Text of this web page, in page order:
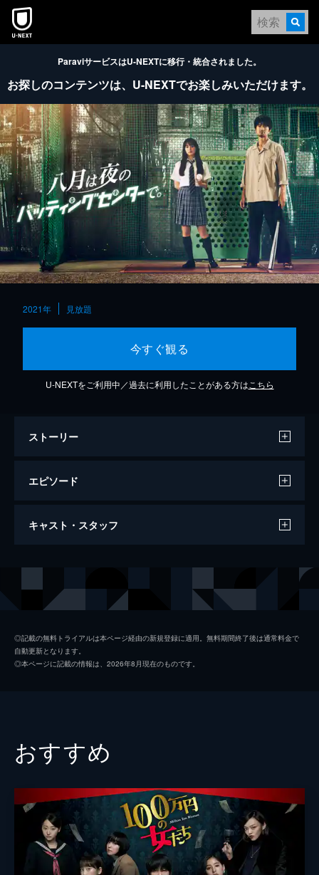
本文へスキップ
ParaviサービスはU-NEXTに移行・統合されました。
お探しのコンテンツは、 U-NEXTでお楽しみいただけます。
2021年 見放題
今すぐ観る
U-NEXTをご利用中／過去に利用したことがある方は こちら
ストーリー
エピソード
#1 一回 ホールドポイント
の人の悩みがわかるという謎の男・伊藤智弘
ングを見た伊藤は、彼女の悩みを見抜き...。
#2 二回 “見る”オンナ
広告会社に勤める天野佳苗は、男性からの誘
いが多数あるが誰のことも相手にしない。あ
#3 三回 千本ノック
今井果林は和食屋で修行を始めて1年たつ
センターでも、最初から一流のフォームを真
似るがうまく打てず、イライラを募らせる。
舞と伊藤が話を聞くと、店の文句ばかり
で...。
キャスト・スタッフ
伊藤智弘 仲村トオル
音楽
◎記載の無料トライアルは本ページ経由の新規登録に適用。無料期間終了後は通常料金で
自動更新となります。
◎本ページに記載の情報は、2026年8月現在のものです。
おすすめ